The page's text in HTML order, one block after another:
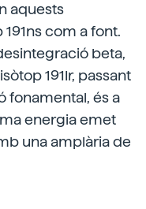
aquests
com a font.
beta,
191Ir, passant
fonamental, és a
energia emet
una amplària de